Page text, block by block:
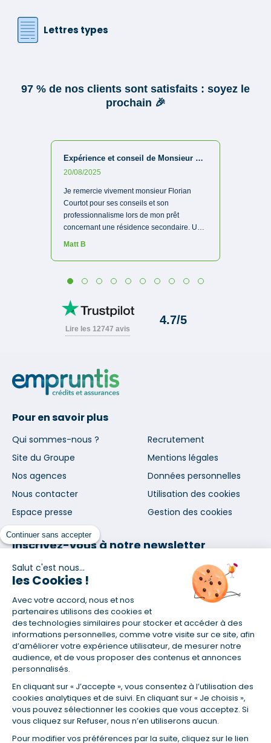
Continuer sans accepter
Salut c'est nous...
les Cookies !
Avec votre accord, nous et nos
partenaires utilisons des cookies et
des technologies similaires pour stocker et accéder à des
informations personnelles, comme votre visite sur ce site, afin
d’améliorer votre expérience utilisateur, de mesurer notre
audience, et de vous proposer des contenus et annonces
personnalisés.
En cliquant sur « J’accepte », vous consentez à l’utilisation des
cookies analytiques et de suivi. En cliquant sur « Je choisis »,
vous pouvez sélectionner les cookies que vous acceptez. Si
vous cliquez sur Refuser, nous n’en utiliserons aucun.
Pour modifier vos préférences par la suite, cliquez sur le lien
Lettres types
Pour en savoir plus
Qui sommes-nous ?
Site du Groupe
Nos agences
Nous contacter
Espace presse
Recrutement
Mentions légales
Données personnelles
Utilisation des cookies
Gestion des cookies
Inscrivez-vous à notre newsletter
et nos communications
En vous abonnant, vous acceptez nos conditions d'utilisation
et notre politique de données personnelles. Vous pourrez
vous désabonner à tout moment depuis le lien présent dans
Certifié ISO 9001
Retrouvez-nous sur les réseaux